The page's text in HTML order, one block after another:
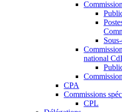
national
CPA
Commissions
CPL